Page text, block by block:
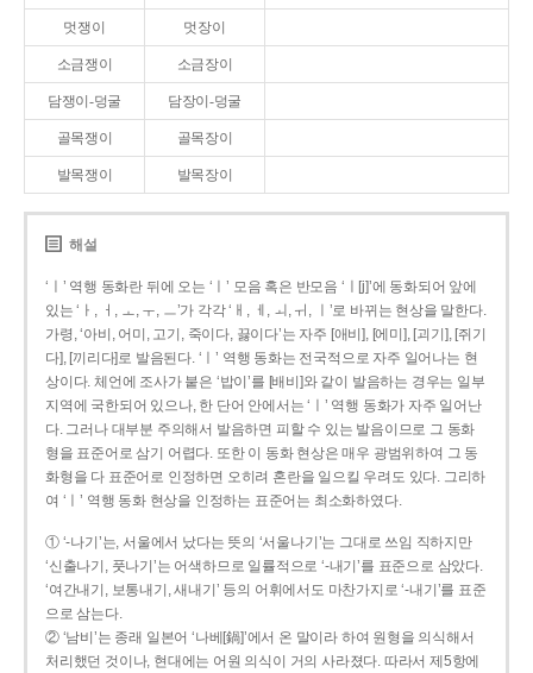
멋쟁이 멋장이
소금쟁이 소금장이
담쟁이-덩굴 담장이-덩굴
골목쟁이 골목장이
발목쟁이 발목장이
해설
‘ㅣ’ 역행 동화란 뒤에 오는 ‘ㅣ’ 모음 혹은 반모음 ‘ㅣ[j]’에 동화되어 앞에
있는 ‘ㅏ, ㅓ, ㅗ, ㅜ, ㅡ’가 각각 ‘ㅐ, ㅔ, ㅚ, ㅟ, ㅣ’로 바뀌는 현상을 말한다.
가령, ‘아비, 어미, 고기, 죽이다, 끓이다’는 자주 [애비], [에미], [괴기], [쥐기
다], [끼리다]로 발음된다. ‘ㅣ’ 역행 동화는 전국적으로 자주 일어나는 현
상이다. 체언에 조사가 붙은 ‘밥이’를 [배비]와 같이 발음하는 경우는 일부
지역에 국한되어 있으나, 한 단어 안에서는 ‘ㅣ’ 역행 동화가 자주 일어난
다. 그러나 대부분 주의해서 발음하면 피할 수 있는 발음이므로 그 동화
형을 표준어로 삼기 어렵다. 또한 이 동화 현상은 매우 광범위하여 그 동
화형을 다 표준어로 인정하면 오히려 혼란을 일으킬 우려도 있다. 그리하
여 ‘ㅣ’ 역행 동화 현상을 인정하는 표준어는 최소화하였다.
① ‘-나기’는, 서울에서 났다는 뜻의 ‘서울나기’는 그대로 쓰임 직하지만
‘신출나기, 풋나기’는 어색하므로 일률적으로 ‘-내기’를 표준으로 삼았다.
‘여간내기, 보통내기, 새내기’ 등의 어휘에서도 마찬가지로 ‘-내기’를 표준
으로 삼는다.
② ‘남비’는 종래 일본어 ‘나베[鍋]’에서 온 말이라 하여 원형을 의식해서
처리했던 것이나, 현대에는 어원 의식이 거의 사라졌다. 따라서 제5항에